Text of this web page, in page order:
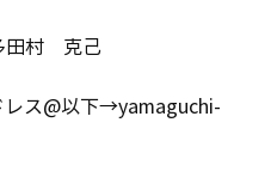
田村 克己
ス@以下→yamaguchi-